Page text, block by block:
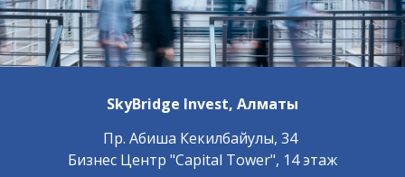
SkyBridge Invest, Алматы
Пр. ​Абиша Кекилбайулы, 34
Бизнес Центр "Capital Tower", 14 этаж